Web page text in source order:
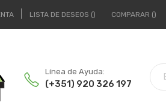
LISTA DE DESEOS COMPARAR
Línea de Ayuda:
(+351) 920 326 197